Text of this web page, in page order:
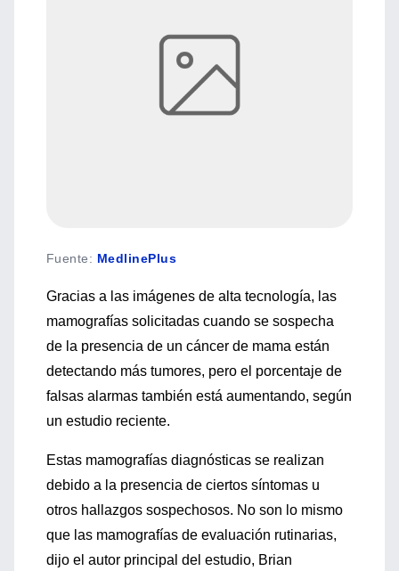
Fuente: MedlinePlus
Gracias a las imágenes de alta tecnología, las
mamografías solicitadas cuando se sospecha
de la presencia de un cáncer de mama están
detectando más tumores, pero el porcentaje de
falsas alarmas también está aumentando, según
un estudio reciente.
Estas mamografías diagnósticas se realizan
debido a la presencia de ciertos síntomas u
otros hallazgos sospechosos. No son lo mismo
que las mamografías de evaluación rutinarias,
dijo el autor principal del estudio, Brian